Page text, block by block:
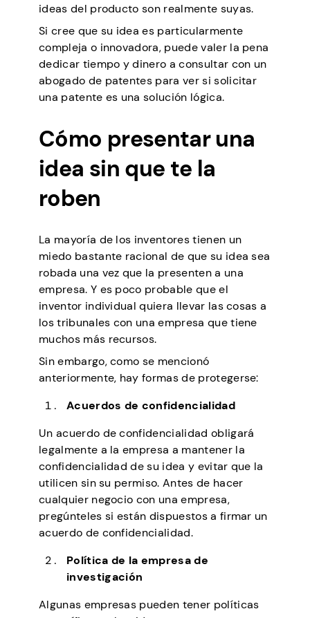
ideas del producto son realmente suyas.
Si cree que su idea es particularmente
compleja o innovadora, puede valer la pena
dedicar tiempo y dinero a consultar con un
abogado de patentes para ver si solicitar
una patente es una solución lógica.
Cómo presentar una
idea sin que te la
roben
La mayoría de los inventores tienen un
miedo bastante racional de que su idea sea
robada una vez que la presenten a una
empresa. Y es poco probable que el
inventor individual quiera llevar las cosas a
los tribunales con una empresa que tiene
muchos más recursos.
Sin embargo, como se mencionó
anteriormente, hay formas de protegerse:
Acuerdos de confidencialidad
Un acuerdo de confidencialidad obligará
legalmente a la empresa a mantener la
confidencialidad de su idea y evitar que la
utilicen sin su permiso. Antes de hacer
cualquier negocio con una empresa,
pregúnteles si están dispuestos a firmar un
acuerdo de confidencialidad.
Política de la empresa de
investigación
Algunas empresas pueden tener políticas